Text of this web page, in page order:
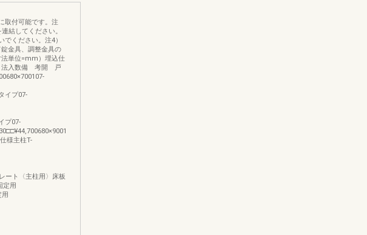
取付可能です。注
結してください。
ください。注4）
金具、調整金具の
法単位=mm）埋込仕
法入数備 考開 戸
イプ07-
プ07-
様主柱T-
ート〈主柱用〉床板
定用
用